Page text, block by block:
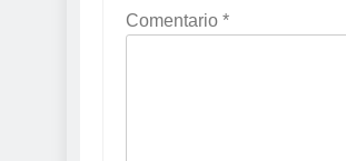
Comentario *